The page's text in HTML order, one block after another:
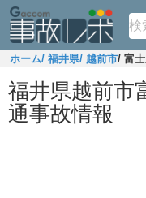
ホーム/ 福井県/ 越前市/ 富
福井県越前市
通事故情報